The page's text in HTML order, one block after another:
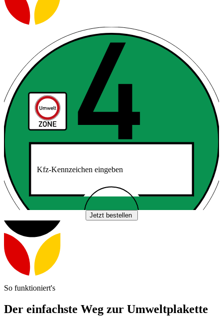
Kfz-Kennzeichen eingeben
Jetzt bestellen
So funktioniert's
Der einfachste Weg zur Umweltplakette